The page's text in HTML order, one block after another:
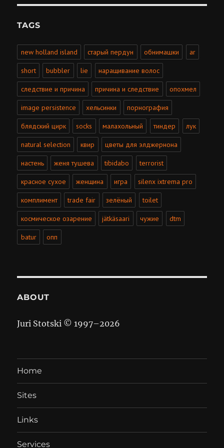
TAGS
new holland island старый пердун обнимашки ar
short bubbler lie наращивание волос
cледствие и причина причина и следствие опохмел
image persistence хельсинки порнография
блядский цирк socks малахольный тиндер лук
natural selection квир цветы для элджернона
настень женя тушева tibidabo terrorist
красное сухое женщина игра silenx ixtrema pro
комплимент trade fair зелёный toilet
космическое озарение jätkäsaari чужие dtm
batur опп
ABOUT
Juri Stotski © 1997–2026
Home
Sites
Links
Services